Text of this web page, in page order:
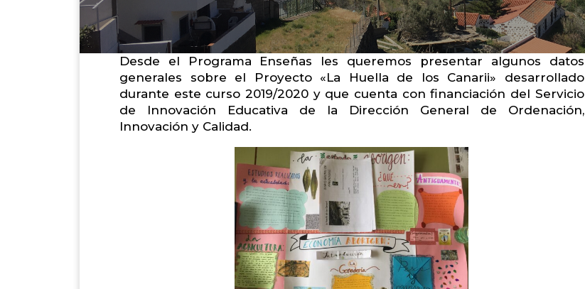
Desde el Programa Enseñas les queremos presentar algunos datos
generales sobre el Proyecto «La Huella de los Canarii» desarrollado
durante este curso 2019/2020 y que cuenta con financiación del Servicio
de Innovación Educativa de la Dirección General de Ordenación,
Innovación y Calidad.